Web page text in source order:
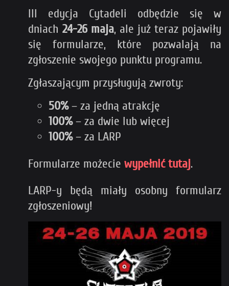
III edycja Cytadeli odbędzie się w
dniach 24-26 maja, ale już teraz pojawiły
się formularze, które pozwalają na
zgłoszenie swojego punktu programu.
Zgłaszającym przysługują zwroty:
50%– za jedną atrakcję
100%– za dwie lub więcej
100%– za LARP
Formularze możecie wypełnić tutaj.
LARP-y będą miały osobny formularz
zgłoszeniowy!